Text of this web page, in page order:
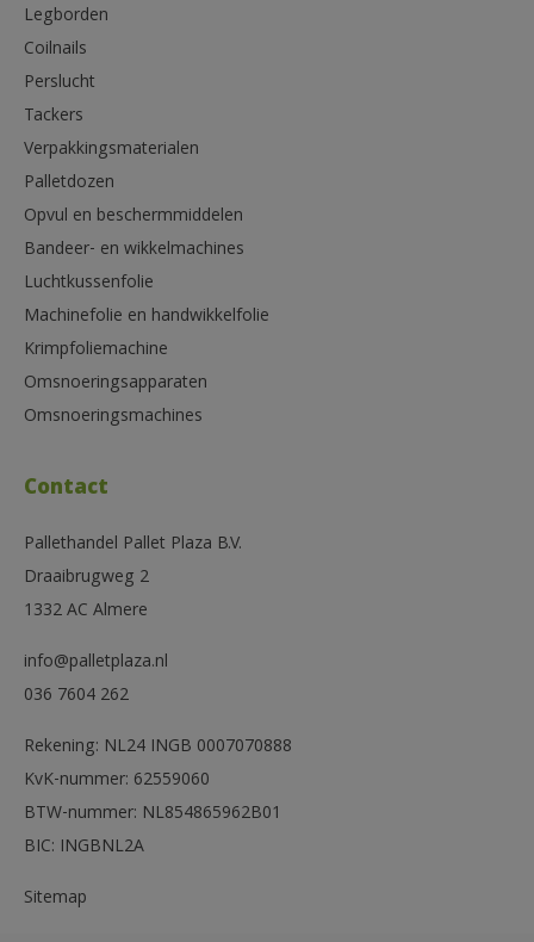
Legborden
Coilnails
Perslucht
Tackers
Verpakkingsmaterialen
Palletdozen
Opvul en beschermmiddelen
Bandeer- en wikkelmachines
Luchtkussenfolie
Machinefolie en handwikkelfolie
Krimpfoliemachine
Omsnoeringsapparaten
Omsnoeringsmachines
Contact
Pallethandel Pallet Plaza B.V.
Draaibrugweg 2
1332 AC Almere
info@palletplaza.nl
036 7604 262
Rekening: NL24 INGB 0007070888
KvK-nummer: 62559060
BTW-nummer: NL854865962B01
BIC: INGBNL2A
Sitemap